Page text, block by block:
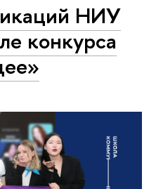
НИУ
конкурса